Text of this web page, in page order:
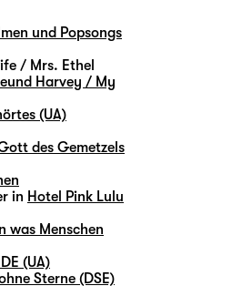
und Popsongs
/ Mrs. Ethel
Harvey / My
(UA)
des Gemetzels
in Hotel Pink Lulu
was Menschen
(UA)
Sterne (DSE)